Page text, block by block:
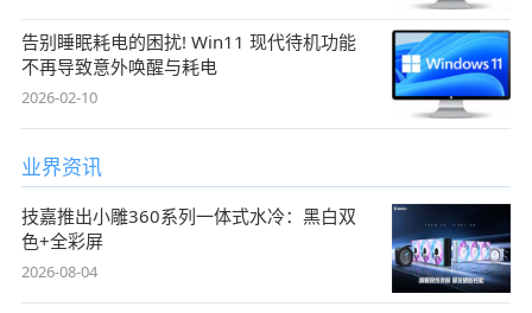
告别睡眠耗电的困扰! Win11 现代待机功能
不再导致意外唤醒与耗电
2026-02-10
业界资讯
技嘉推出小雕360系列一体式水冷：黑白双
色+全彩屏
2026-08-04